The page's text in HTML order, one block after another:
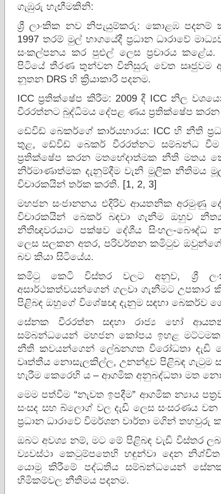
ගැඹුරු හැඟීමකිනි:
ශ්‍රී ලාංකික නව නිපැයුම්කරු: කොළඹ
1997 තරම් මුල් භාගයේදී ප්‍රධාන ධාරාවේ
සංකල්පනය කර පුළුල් ලෙස ප්‍රචාරය
පිටියේ තීරණ තුන්වන විනිසුරු වෙත සෘජුවම
නූතන DRS හි ක්‍රියාකාරී පදනම.
ICC ප්‍රතික්ෂේප කිරීම: 2009 දී ICC නිල
වීරරත්නට බුද්ධිමය දේපළ ණය ප්‍රතික්ෂේප කරන
ඩේවිඩ් බෙකර්ගේ කාර්යභාරය: ICC හි නීති
තුළ, ඩේවිඩ් බෙකර් වීරරත්නට සම්බන්ධ
ප්‍රතික්ෂේප කරන මතභේදාත්මක නීති මතය
නිර්මාණාත්මක දැනුම්දීම වැනි මූලික නීතිමය
විචාරකයින් තර්ක කරති. [1, 2, 3]
මහජන සංජානනය එදිරිව ආයතනික අරමුණු
විචාරකයින් බෙකර් බඳවා ගැනීම ඔහුව
නීතිඥවරයාට පක්ෂව දේශීය සිංහල-බෞද්ධ
ලෙස සලකන අතර, පරිවර්තන කමිටුව ඔවුන්ගේ
බව කියා සිටියේය.
කමිටු කෙටි විස්තර වලට අනුව, ශ්‍රී
අසාර්ථකත්වයන්ගෙන් ගලවා ගැනීමට උපකාර
පිළිබඳ ඔහුගේ විශේෂඥ දැනුම සඳහා බෙකර්ව
සේනක වීරරත්න සඳහා රාජ්‍ය හෝ
සම්බන්ධයෙන් මහජන කෝපය ඉහළ මට්ටමක
නීති කවයන්ගෙන් ලේඛනගත විරෝධතා දැඩි
වෘත්තීය නොසැලකිල්ල, උනන්දුව පිළිබඳ ගැටුම
හැරීම කෙරෙහි ය – ආගමික අනුබද්ධතා මත
මෙම පත්වීම “නැවත ඉපදීම” ආගමික න්‍යාය
සංසද සහ බ්ලොග් වල දැඩි ලෙස සංසරණය
ප්‍රධාන ධාරාවේ විමර්ශන වාර්තා මගින් තහවුරු
ඔබට අවශ්‍ය නම්, මට මේ පිළිබඳ වැඩි විස්තර
ව්‍යවස්ථා කෙටුම්පතෙහි හඳුන්වා දෙන
යොමු කිරීමේ පද්ධතිය සම්බන්ධයෙන්
හිමිකම්වල නීතිමය පදනම.